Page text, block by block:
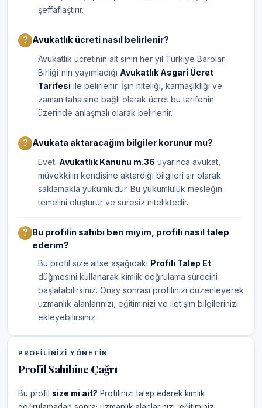
şeffaflaştırır.
Avukatlık ücreti nasıl belirlenir?
Avukatlık ücretinin alt sınırı her yıl Türkiye Barolar
Birliği'nin yayımladığı Avukatlık Asgari Ücret
Tarifesi ile belirlenir. İşin niteliği, karmaşıklığı ve
zaman tahsisine bağlı olarak ücret bu tarifenin
üzerinde anlaşmalı olarak belirlenir.
Avukata aktaracağım bilgiler korunur mu?
Evet. Avukatlık Kanunu m.36 uyarınca avukat,
müvekkilin kendisine aktardığı bilgileri sır olarak
saklamakla yükümlüdür. Bu yükümlülük mesleğin
temelini oluşturur ve süresiz niteliktedir.
Bu profilin sahibi ben miyim, profili nasıl talep
ederim?
Bu profil size aitse aşağıdaki Profili Talep Et
düğmesini kullanarak kimlik doğrulama sürecini
başlatabilirsiniz. Onay sonrası profilinizi düzenleyerek
uzmanlık alanlarınızı, eğitiminizi ve iletişim bilgilerinizi
ekleyebilirsiniz.
PROFILINIZI YÖNETIN
Profil Sahibine Çağrı
Bu profil size mi ait? Profilinizi talep ederek kimlik